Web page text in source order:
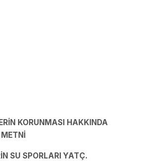
KORUNMASI HAKKINDA
SU SPORLARI YATÇ.